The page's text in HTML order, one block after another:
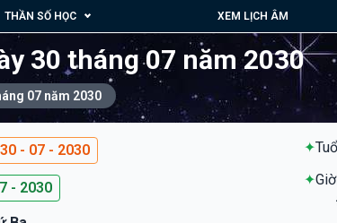
THẦN SỐ HỌC XEM LỊCH ÂM
30 tháng 07 năm 2030
07 năm 2030
30 - 07 - 2030
- 2030
✦
✦Giờ